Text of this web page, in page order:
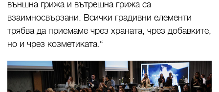
външна грижа и вътрешна грижа са
взаимносвързани. Всички градивни елементи
трябва да приемаме чрез храната, чрез добавките,
но и чрез козметиката.“